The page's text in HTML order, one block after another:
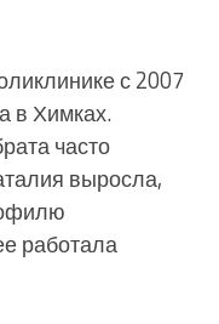
с 2007
в Химках.
часто
выросла,
работала